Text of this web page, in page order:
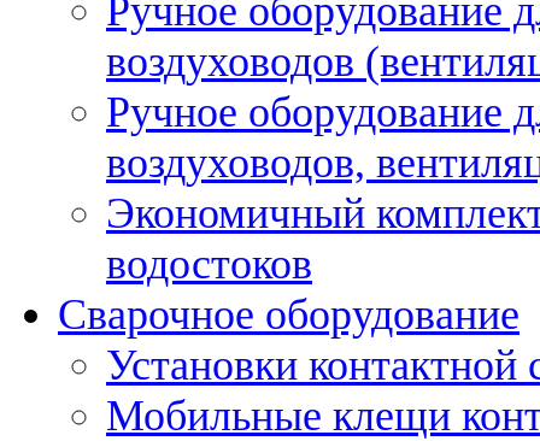
Ручное оборудование
воздуховодов
Ручное оборудование
воздуховодов,
Экономичный
водостоков
Сварочное оборудование
Установки
Мобильные клещи